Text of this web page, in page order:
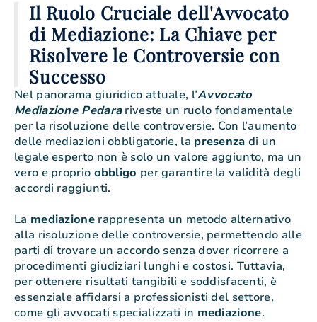
Il Ruolo Cruciale dell'Avvocato
di Mediazione: La Chiave per
Risolvere le Controversie con
Successo
Nel panorama giuridico attuale, l’Avvocato
Mediazione Pedarariveste un ruolo fondamentale
per la risoluzione delle controversie. Con l’aumento
delle mediazioni obbligatorie, la presenza di un
legale esperto non è solo un valore aggiunto, ma un
vero e proprio obbligo per garantire la validità degli
accordi raggiunti.
La mediazionerappresenta un metodo alternativo
alla risoluzione delle controversie, permettendo alle
parti di trovare un accordo senza dover ricorrere a
procedimenti giudiziari lunghi e costosi. Tuttavia,
per ottenere risultati tangibili e soddisfacenti, è
essenziale affidarsi a professionisti del settore,
come gli avvocati specializzati in mediazione.